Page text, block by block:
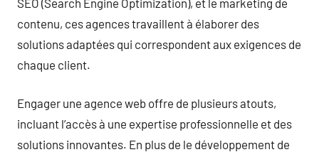
contenu, ces agences travaillent à élaborer des
solutions adaptées qui correspondent aux exigences de
chaque client.
Engager une agence web offre de plusieurs atouts,
incluant l’accès à une expertise professionnelle et des
solutions innovantes. En plus de le développement de